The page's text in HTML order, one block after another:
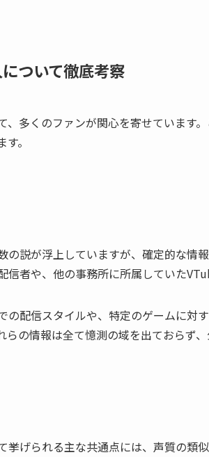
ついて徹底考察
、多くのファンが関心を寄せています
。
の説が浮上していますが、確定的な情
者や、他の事務所に所属していた
の配信スタイルや、特定のゲームに対
の情報は全て憶測の域を出ておらず、
挙げられる主な共通点には、声質の類